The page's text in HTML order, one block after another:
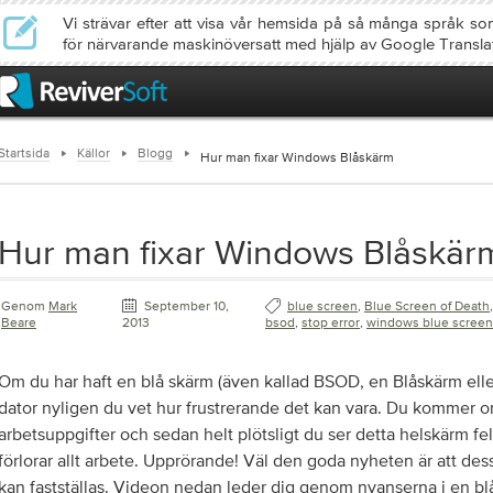
Vi strävar efter att visa vår hemsida på så många språk
för närvarande maskinöversatt med hjälp av Google
Källor Blogg Hur man fixar Windows Blåskärm
man fixar Windows
Genom Mark
Beare
September 10,
2013
blue screen, Blue Screen of Death,
bsod, stop error, windows blue screen
du har haft en blå skärm (även kallad BSOD, en Blåskärm
nyligen du vet hur frustrerande det kan vara. Du kommer
och sedan helt plötsligt du ser detta helskärm
allt arbete. Upprörande! Väl den goda nyheten är att
fastställas. Videon nedan leder dig genom nyanserna i en